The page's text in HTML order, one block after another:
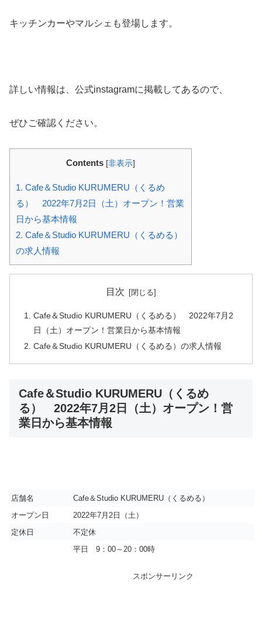
キッチンカーやマルシェも登場します。
詳しい情報は、公式instagramに掲載してあるので、
ぜひご確認ください。
Contents [非表示]
1. Cafe＆Studio KURUMERU（くるめ
る） 2022年7月2日（土）オープン！営業
日から基本情報
2. Cafe＆Studio KURUMERU（くるめる）
の求人情報
目次
Cafe＆Studio KURUMERU（くるめる） 2022年7月2
日（土）オープン！営業日から基本情報
Cafe＆Studio KURUMERU（くるめる）の求人情報
Cafe＆Studio KURUMERU（くるめ
る） 2022年7月2日（土）オープン！営
業日から基本情報
店舗名
Cafe＆Studio KURUMERU（くるめる）
オープン日
2022年7月2日（土）
定休日
不定休
平日 9：00～20：00時
スポンサーリンク